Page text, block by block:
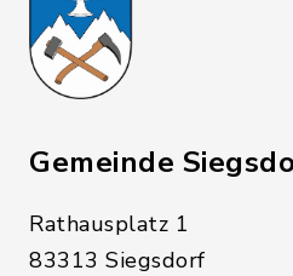
Gemeinde
Rathausplatz 1
83313 Siegsdorf